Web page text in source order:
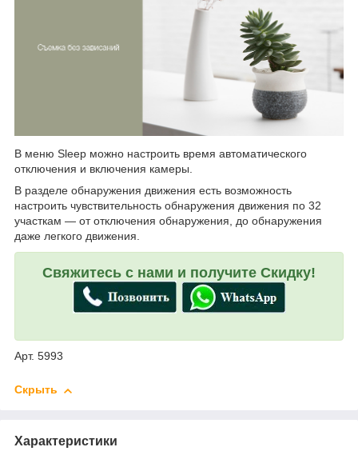
В меню Sleep можно настроить время автоматического
отключения и включения камеры.
В разделе обнаружения движения есть возможность
настроить чувствительность обнаружения движения по 32
участкам — от отключения обнаружения, до обнаружения
даже легкого движения.
Свяжитесь с нами и получите Скидку!
Арт. 5993
Скрыть
Характеристики